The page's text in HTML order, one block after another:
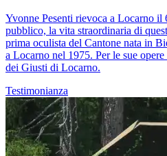
Yvonne Pesenti rievoca a Locarno
pubblico, la vita straordinaria di
prima oculista del Cantone nata in
a Locarno nel 1975. Per le sue
dei Giusti di Locarno.
Testimonianza